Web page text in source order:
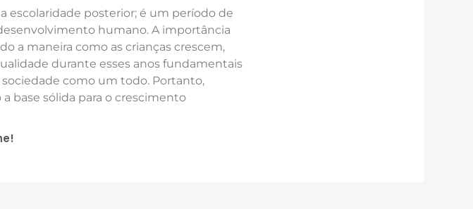
escolaridade posterior; é um período de
humano. A importância
a maneira como as crianças crescem,
durante esses anos fundamentais
como um todo. Portanto,
base sólida para o crescimento